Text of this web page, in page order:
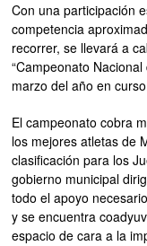
Con una participación
competencia
recorrer, se llevará a
“Campeonato
marzo del año en
El campeonato cobra
los mejores atletas de
clasificación para los
gobierno municipal
todo el apoyo
y se encuentra
espacio de cara a la